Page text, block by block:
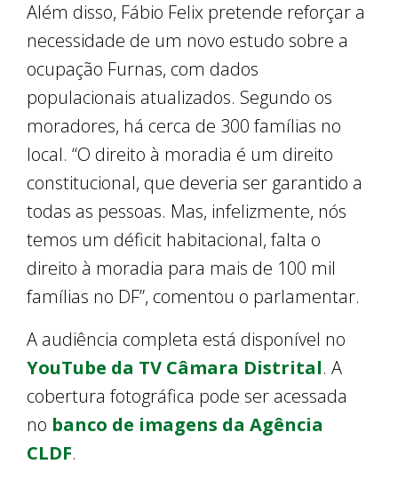
Além disso, Fábio Felix pretende reforçar a
necessidade de um novo estudo sobre a
ocupação Furnas, com dados
populacionais atualizados. Segundo os
moradores, há cerca de 300 famílias no
local. “O direito à moradia é um direito
constitucional, que deveria ser garantido a
todas as pessoas. Mas, infelizmente, nós
temos um déficit habitacional, falta o
direito à moradia para mais de 100 mil
famílias no DF”, comentou o parlamentar.
A audiência completa está disponível no
YouTube da TV Câmara Distrital. A
cobertura fotográfica pode ser acessada
no banco de imagens da Agência
CLDF.